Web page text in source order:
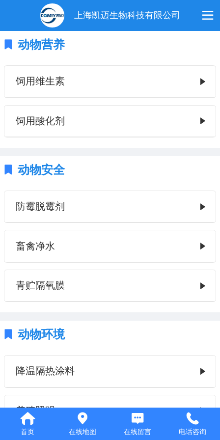
上海凯迈生物科技有限公司
动物营养
饲用维生素
饲用酸化剂
动物安全
防霉脱霉剂
畜禽净水
青贮隔氧膜
动物环境
降温隔热涂料
养殖照明
首页 在线地图 在线留言 电话咨询